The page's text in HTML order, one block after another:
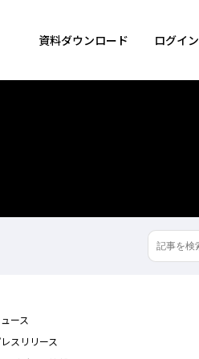
資料ダウンロード ログイン
ース
スリリース